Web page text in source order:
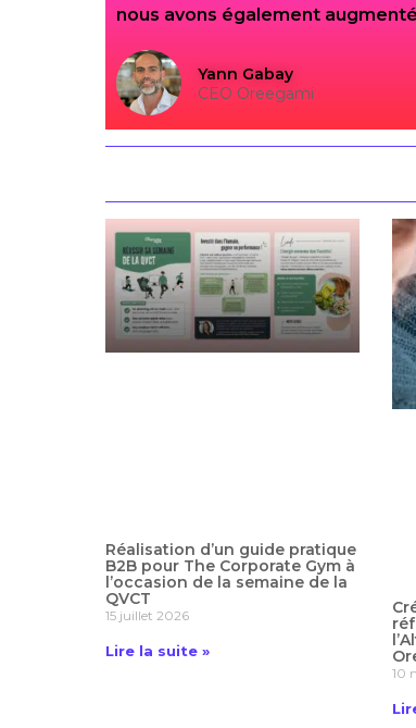
nous avons également
Yann Gabay
CEO Oreegami
Réalisation d’un guide pratique
B2B pour The Corporate Gym à
l’occasion de la semaine de la
QVCT
15 juillet 2026
Lire la suite »
10